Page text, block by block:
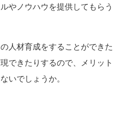
やノウハウを提供してもらう
人材育成をすることができた
できたりするので、メリット
いでしょうか。